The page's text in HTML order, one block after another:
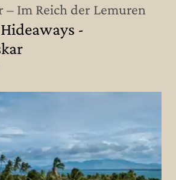
– Im Reich der Lemuren
-